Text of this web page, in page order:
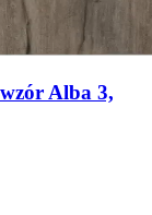
Alba 3,